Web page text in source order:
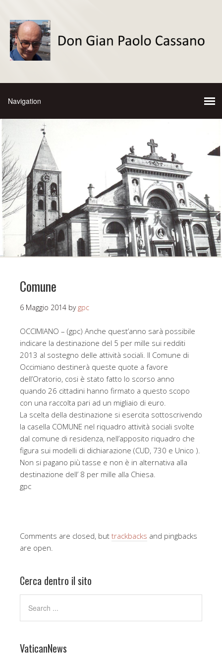
Comune
6 Maggio 2014 by gpc
OCCIMIANO – (gpc) Anche quest’anno sarà possibile
indicare la destinazione del 5 per mille sui redditi
2013 al sostegno delle attività sociali. Il Comune di
Occimiano destinerà queste quote a favore
dell’Oratorio, cosi è stato fatto lo scorso anno
quando 26 cittadini hanno firmato a questo scopo
con una raccolta pari ad un migliaio di euro.
La scelta della destinazione si esercita sottoscrivendo
la casella COMUNE nel riquadro attività sociali svolte
dal comune di residenza, nell’apposito riquadro che
figura sui modelli di dichiarazione (CUD, 730 e Unico ).
Non si pagano più tasse e non è in alternativa alla
destinazione dell’ 8 per mille alla Chiesa.
gpc
Comments are closed, but trackbacks and pingbacks
are open.
Cerca dentro il sito
VaticanNews